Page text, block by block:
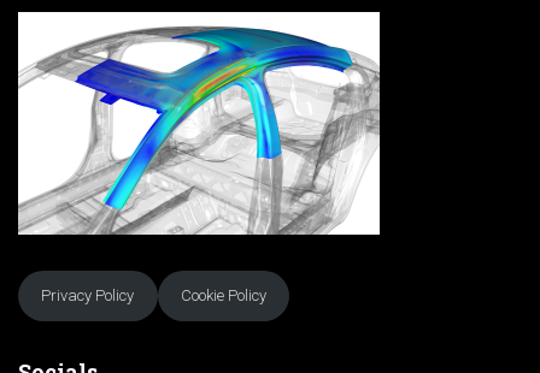
Privacy Policy Cookie Policy